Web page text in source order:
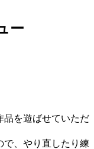
ー
品を遊ばせていただ
で、やり直したり練